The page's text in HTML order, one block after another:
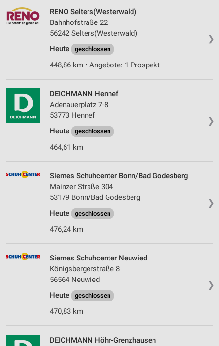
❯
RENO Selters(Westerwald)
Bahnhofstraße 22
56242 Selters(Westerwald)
Heute
geschlossen
448,86 km • Angebote: 1 Prospekt
❯
DEICHMANN Hennef
Adenauerplatz 7-8
53773 Hennef
Heute
geschlossen
464,61 km
❯
Siemes Schuhcenter Bonn/Bad Godesberg
Mainzer Straße 304
53179 Bonn/Bad Godesberg
Heute
geschlossen
476,24 km
❯
Siemes Schuhcenter Neuwied
Königsbergerstraße 8
56564 Neuwied
Heute
geschlossen
470,83 km
DEICHMANN Höhr-Grenzhausen